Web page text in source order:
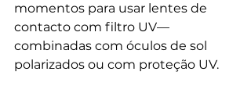
momentos para usar lentes de
contacto com filtro UV—
combinadas com óculos de sol
polarizados ou com proteção UV.